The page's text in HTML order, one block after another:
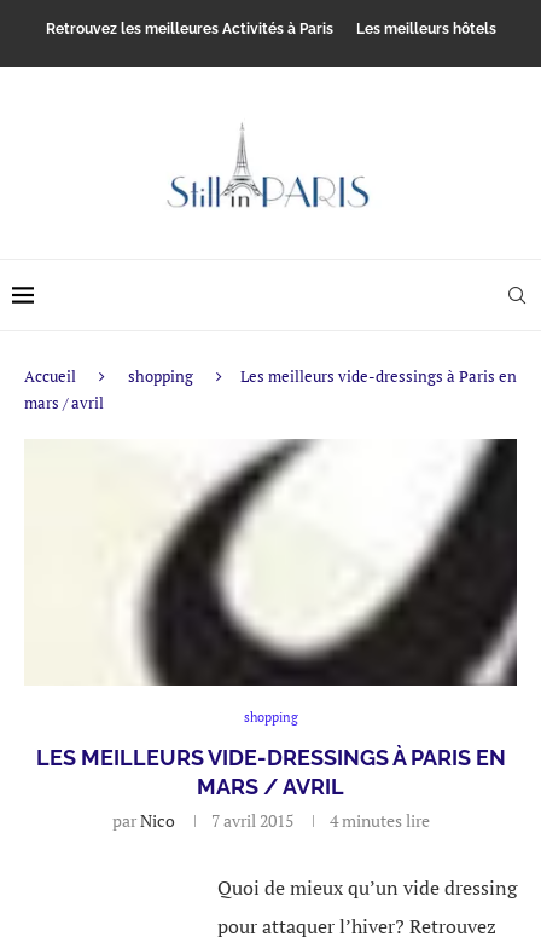
Retrouvez les meilleures Activités à Paris Les meilleurs hôtels
Accueil shopping
Les meilleurs vide-dressings à Paris en
mars / avril
shopping
LES MEILLEURS VIDE-DRESSINGS À PARIS EN
MARS / AVRIL
parNico 7 avril 2015 4 minutes lire
Quoi de mieux qu’un vide dressing
pour attaquer l’hiver? Retrouvez